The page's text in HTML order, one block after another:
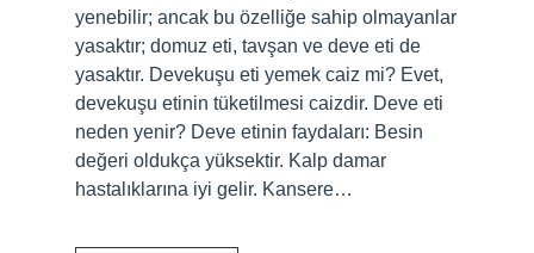
yenebilir; ancak bu özelliğe sahip olmayanlar
yasaktır; domuz eti, tavşan ve deve eti de
yasaktır. Devekuşu eti yemek caiz mi? Evet,
devekuşu etinin tüketilmesi caizdir. Deve eti
neden yenir? Deve etinin faydaları: Besin
değeri oldukça yüksektir. Kalp damar
hastalıklarına iyi gelir. Kansere…